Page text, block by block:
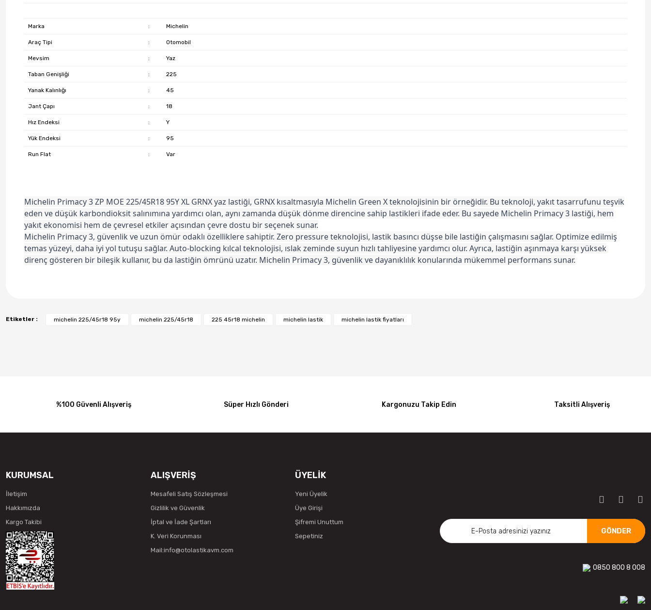
Marka : Michelin
Araç Tipi : Otomobil
Mevsim : Yaz
Taban Genişliği : 225
Yanak Kalınlığı : 45
Jant Çapı : 18
Hız Endeksi : Y
Yük Endeksi : 95
Run Flat : Var
Michelin Primacy 3 ZP MOE 225/45R18 95Y XL GRNX yaz lastiği, GRNX kısaltmasıyla Michelin Green X teknolojisinin bir örneğidir. Bu teknoloji, yakıt tasarrufunu teşvik
eden ve düşük karbondioksit salınımına yardımcı olan, aynı zamanda düşük dönme direncine sahip lastikleri ifade eder. Bu sayede Michelin Primacy 3 lastiği, hem
yakıt ekonomisi hem de çevresel etkiler açısından çevre dostu bir seçenek sunar.
Michelin Primacy 3, güvenlik ve uzun ömür odaklı özelliklere sahiptir. Zero pressure teknolojisi, lastik basıncı düşse bile lastiğin çalışmasını sağlar. Optimize edilmiş
temas yüzeyi, daha iyi yol tutuşu sağlar. Auto-blocking kılcal teknolojisi, ıslak zeminde suyun hızlı tahliyesine yardımcı olur. Ayrıca, lastiğin aşınmaya karşı yüksek
direnç gösteren bir bileşik kullanır, bu da lastiğin ömrünü uzatır. Michelin Primacy 3, güvenlik ve dayanıklılık konularında mükemmel performans sunar.
Etiketler : michelin 225/45r18 95y michelin 225/45r18 225 45r18 michelin michelin lastik michelin lastik fiyatları
%100 Güvenli Alışveriş Süper Hızlı Gönderi Kargonuzu Takip Edin Taksitli Alışveriş
KURUMSAL
İletişim
Hakkımızda
Kargo Takibi
ALIŞVERİŞ
Mesafeli Satış Sözleşmesi
Gizlilik ve Güvenlik
İptal ve İade Şartları
K. Veri Korunması
Mail:info@otolastikavm.com
ÜYELİK
Yeni Üyelik
Üye Girişi
Şifremi Unuttum
Sepetiniz
GÖNDER
0850 800 8 008